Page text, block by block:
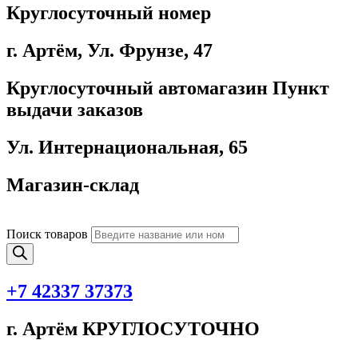
Круглосуточный номер
г. Артём, ​Ул. Фрунзе, 47
Круглосуточный автомагазин Пункт
выдачи заказов
Ул. Интернациональная, 65
Магазин-склад
Поиск товаров
+7 42337 37373
г. Артём КРУГЛОСУТОЧНО